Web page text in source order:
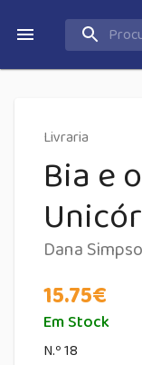
Livraria
Bia e
Dana
15.75€
Em Stock
N.º 18